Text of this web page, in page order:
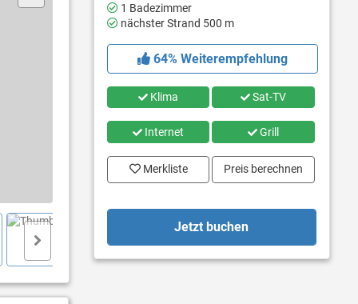
1 Badezimmer
nächster Strand 500 m
64% Weiterempfehlung
Klima Sat-TV
Internet Grill
Merkliste Preis berechnen
Jetzt buchen